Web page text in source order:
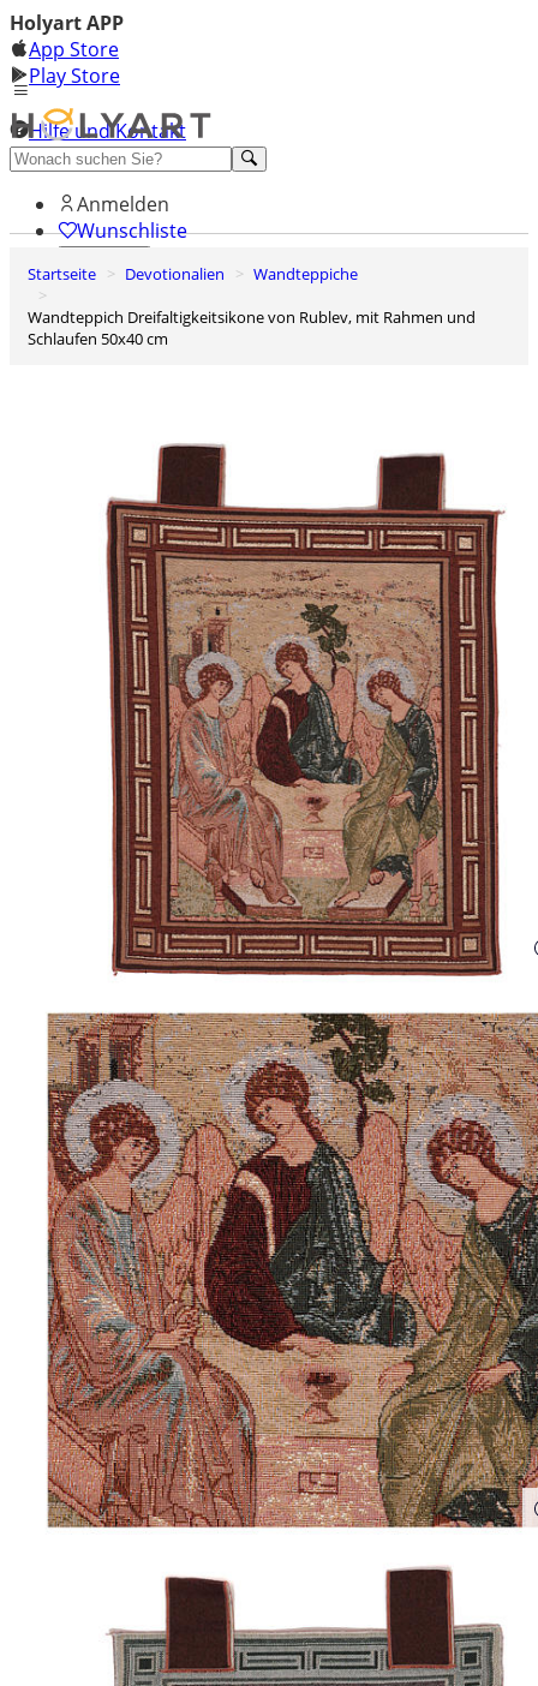
Holyart APP
App Store
Play Store
Hilfe und Kontakt
Entdecken Sie Premium
Anmelden
Wunschliste
0
Startseite Devotionalien
Wandteppiche
Wandteppich Dreifaltigkeitsikone von Rublev, mit Rahmen und
Schlaufen 50x40 cm